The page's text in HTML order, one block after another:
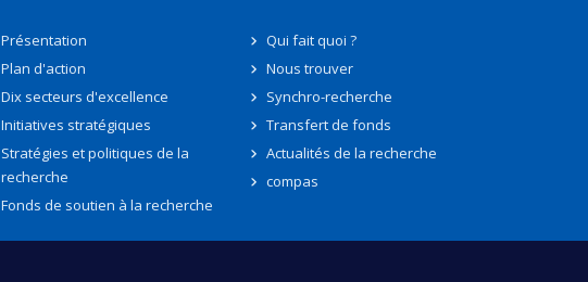
Présentation
Plan d'action
Dix secteurs d'excellence
Initiatives stratégiques
Stratégies et politiques de la
recherche
Fonds de soutien à la recherche
Qui fait quoi ?
Nous trouver
Synchro-recherche
Transfert de fonds
Actualités de la recherche
compas